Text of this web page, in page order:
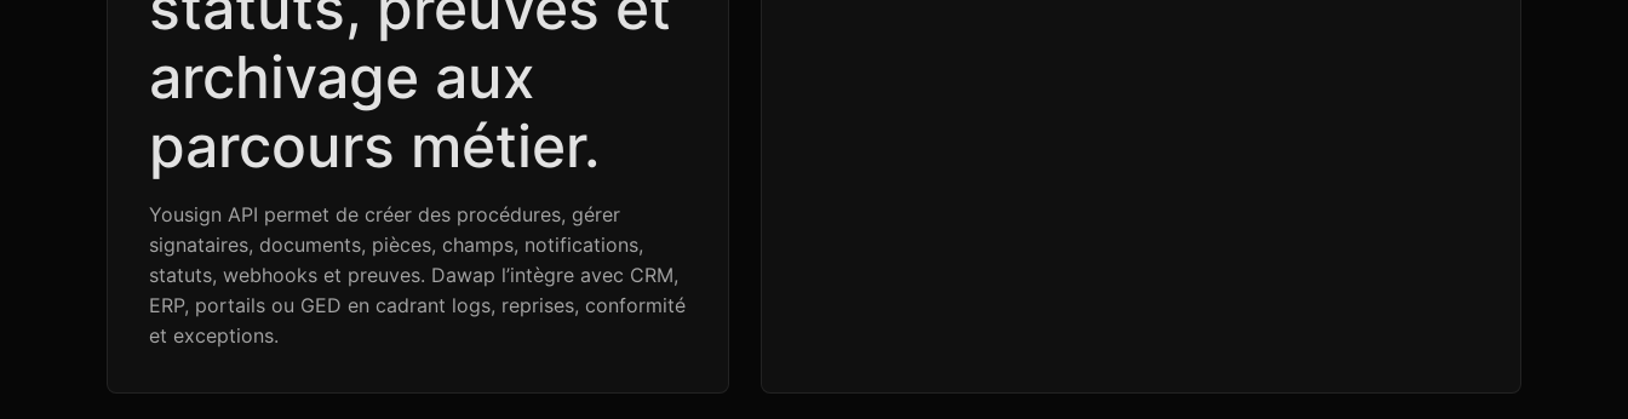
archivage aux
parcours métier.
Yousign API permet de créer des procédures, gérer
signataires, documents, pièces, champs, notifications,
statuts, webhooks et preuves. Dawap l’intègre avec CRM,
ERP, portails ou GED en cadrant logs, reprises, conformité
et exceptions.